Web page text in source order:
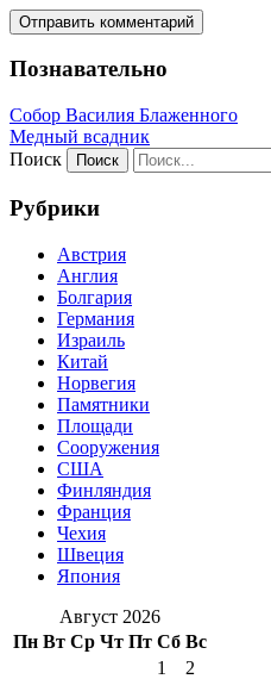
Познавательно
Собор Василия Блаженного
Медный всадник
Поиск
Рубрики
Австрия
Англия
Болгария
Германия
Израиль
Китай
Норвегия
Памятники
Площади
Сооружения
США
Финляндия
Франция
Чехия
Швеция
Япония
Август 2026
Пн Вт Ср Чт Пт Сб Вс
1
2